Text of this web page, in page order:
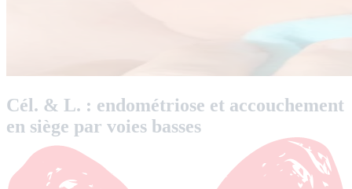
Cél. & L. : endométriose et accouchement
en siège par voies basses